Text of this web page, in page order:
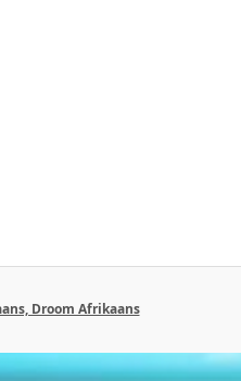
Droom Afrikaans